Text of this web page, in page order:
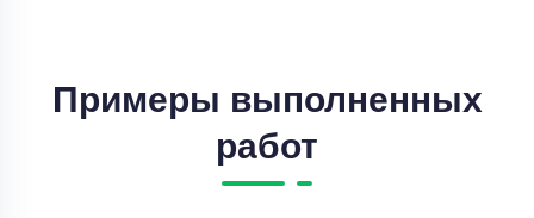
Примеры выполненных
работ